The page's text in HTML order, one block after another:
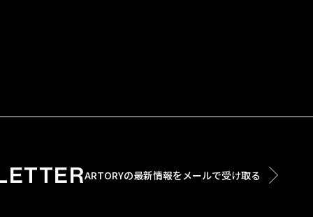
ARTORYの最新情報をメールで受け取る